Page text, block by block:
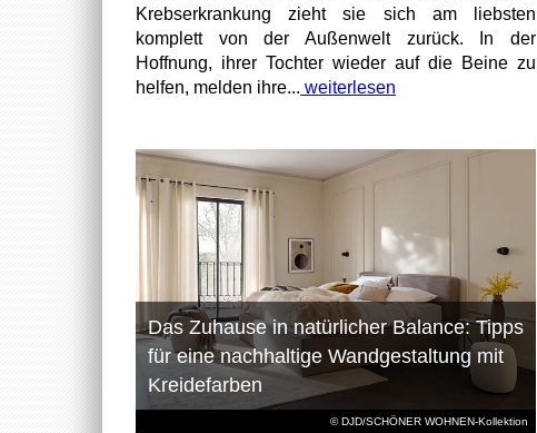
Krebserkrankung zieht sie sich am liebsten
komplett von der Außenwelt zurück. In der
Hoffnung, ihrer Tochter wieder auf die Beine zu
helfen, melden ihre... weiterlesen
© DJD/SCHÖNER WOHNEN-Kollektion
Das Zuhause in natürlicher Balance: Tipps
für eine nachhaltige Wandgestaltung mit
Kreidefarben